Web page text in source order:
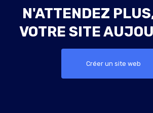
N'ATTENDEZ
VOTRE SITE
Créer un site web